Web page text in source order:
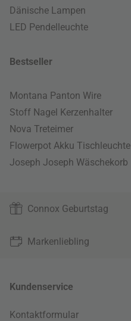
Dänische Lampen
LED Pendelleuchte
Bestseller
Montana Panton Wire
Stoff Nagel Kerzenhalter
Nova Treteimer
Flowerpot Akku Tischleuchte
Joseph Joseph Wäschekorb
Connox Geburtstag
Markenliebling
Kundenservice
Kontaktformular